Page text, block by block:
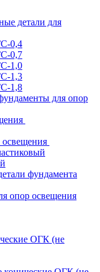
детали для
0,4
0,7
1,0
1,3
1,8
для опор
освещения
фундамента
опор освещения
ОГК (не